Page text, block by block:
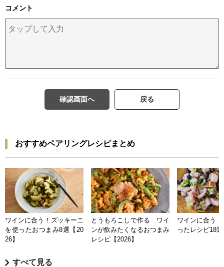
コメント
確認画面へ 戻る
おすすめペアリングレシピまとめ
ワインに合う！ズッキーニ
を使ったおつまみ8選【20
26】
とうもろこしで作る ワイ
ンが飲みたくなるおつまみ
レシピ【2026】
ワインに合う
ったレシピ18
すべて見る